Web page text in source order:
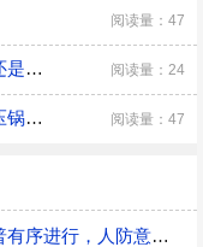
阅读量：47
粽子要煮多久才可以熟粽子要煮熟保存还是生的保存 阅读量：24
干鲍鱼用高压锅煮多长时间干鲍鱼用高压锅煮的时间 阅读量：47
今天，上海全市防空警报试鸣！演练科普有序进行，人防意识“声入人心”